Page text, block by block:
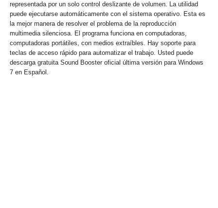
representada por un solo control deslizante de volumen. La utilidad
puede ejecutarse automáticamente con el sistema operativo. Esta es
la mejor manera de resolver el problema de la reproducción
multimedia silenciosa. El programa funciona en computadoras,
computadoras portátiles, con medios extraíbles. Hay soporte para
teclas de acceso rápido para automatizar el trabajo. Usted puede
descarga gratuita Sound Booster oficial última versión para Windows
7 en Español.